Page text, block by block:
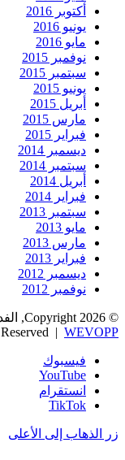
أكتوبر 2016
يونيو 2016
مايو 2016
نوفمبر 2015
سبتمبر 2015
يونيو 2015
أبريل 2015
مارس 2015
فبراير 2015
ديسمبر 2014
سبتمبر 2014
أبريل 2014
فبراير 2014
سبتمبر 2013
مايو 2013
مارس 2013
فبراير 2013
ديسمبر 2012
نوفمبر 2012
Reserved | WEVOPP
فيسبوك
‫YouTube
انستقرام
‫TikTok
زر الذهاب إلى الأعلى